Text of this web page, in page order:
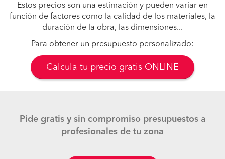
Estos precios son una estimación y pueden variar en
función de factores como la calidad de los materiales, la
duración de la obra, las dimensiones...
Para obtener un presupuesto personalizado:
Calcula tu precio gratis ONLINE
Pide gratis y sin compromiso presupuestos a
profesionales de tu zona